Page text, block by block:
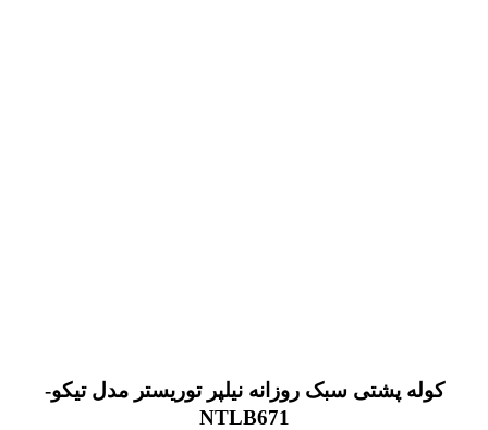
کوله پشتی سبک روزانه نیلپر توریستر مدل تیکو-
NTLB671